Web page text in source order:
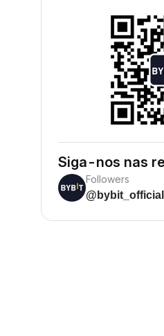
Siga-nos nas
Followers
@bybit_official